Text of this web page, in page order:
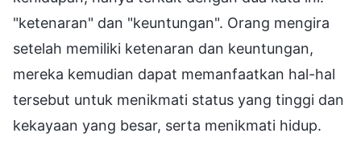
"ketenaran" dan "keuntungan". Orang mengira
setelah memiliki ketenaran dan keuntungan,
mereka kemudian dapat memanfaatkan hal-hal
tersebut untuk menikmati status yang tinggi dan
kekayaan yang besar, serta menikmati hidup.